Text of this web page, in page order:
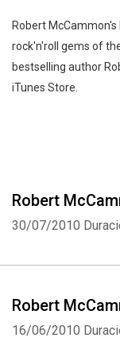
Robert
rock'n'roll gems of
bestselling author
iTunes Store.
Robert
30/07/2010
Robert
16/06/2010